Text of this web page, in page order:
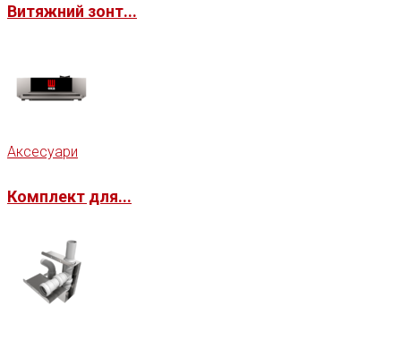
Витяжний зонт...
Аксесуари
Комплект для...